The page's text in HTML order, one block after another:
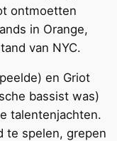
ontmoetten
in Orange,
van NYC.
en Griot
bassist was)
talentenjachten.
te spelen, grepen